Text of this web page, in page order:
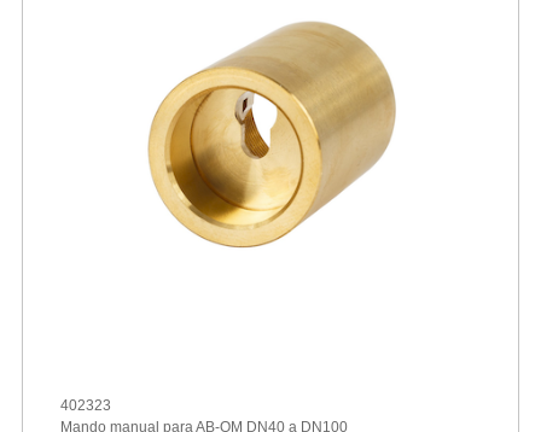
402323
Mando manual para AB-QM DN40 a DN100